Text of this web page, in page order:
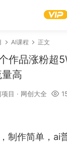
AI课程 正文
作品涨粉超
高
目 · 网创大全
制作简单，ai